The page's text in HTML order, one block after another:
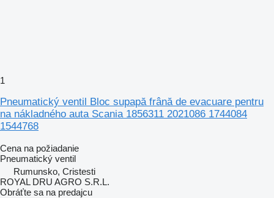
1
Pneumatický ventil Bloc supapă frână de evacuare pentru
na nákladného auta Scania 1856311 2021086 1744084
1544768
Cena na požiadanie
Pneumatický ventil
Rumunsko, Cristesti
ROYAL DRU AGRO S.R.L.
Obráťte sa na predajcu